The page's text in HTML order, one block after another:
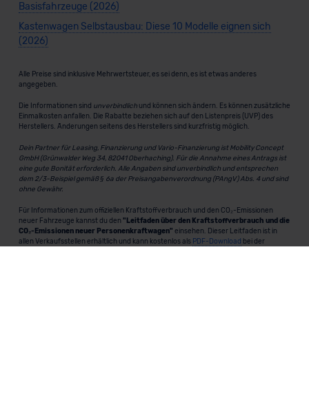
Basisfahrzeuge (2026)
Kastenwagen Selbstausbau: Diese 10 Modelle eignen sich
(2026)
Alle Preise sind inklusive Mehrwertsteuer, es sei denn, es ist etwas anderes
angegeben.
Die Informationen sind unverbindlichund können sich ändern. Es können zusätzliche
Einmalkosten anfallen. Die Rabatte beziehen sich auf den Listenpreis (UVP) des
Herstellers. Änderungen seitens des Herstellers sind kurzfristig möglich.
Dein Partner für Leasing, Finanzierung und Vario-Finanzierung ist Mobility Concept
GmbH (Grünwalder Weg 34, 82041 Oberhaching). Für die Annahme eines Antrags ist
eine gute Bonität erforderlich. Alle Angaben sind unverbindlich und entsprechen
dem 2/3-Beispiel gemäß § 6a der Preisangabenverordnung (PAngV) Abs. 4 und sind
ohne Gewähr.
Für Informationen zum offiziellen Kraftstoffverbrauch und den CO₂-Emissionen
neuer Fahrzeuge kannst du den "Leitfaden über den Kraftstoffverbrauch und die
CO₂-Emissionen neuer Personenkraftwagen" einsehen. Dieser Leitfaden ist in
allen Verkaufsstellen erhältlich und kann kostenlos als PDF-Download bei der